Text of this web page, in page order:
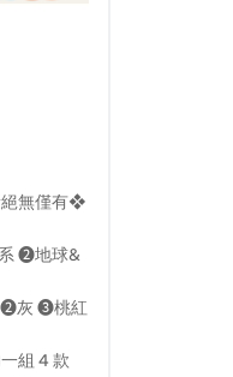
無僅有❖
❷地球&
❷灰 ❸桃紅
組 4 款